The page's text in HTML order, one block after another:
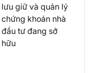
lưu giữ và quản lý
chứng khoán nhà
đầu tư đang sở
hữu